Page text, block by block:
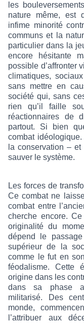
les
nature même, est
infime minorité
communs et la
particulier dans la
encore hésitante
possible d’affronter
climatiques,
sans mettre en
société qui, sans
rien qu’il faille
réactionnaires de
partout. Si bien
combat
la conservation –
sauver le système.
Les forces de
Ce combat ne
combat entre
cherche encore.
originalité du
dépend le
supérieur de la
comme le fut en
féodalisme. Cette
origine dans les
dans sa phase
militarisé. Des
monde,
l’attribuer aux